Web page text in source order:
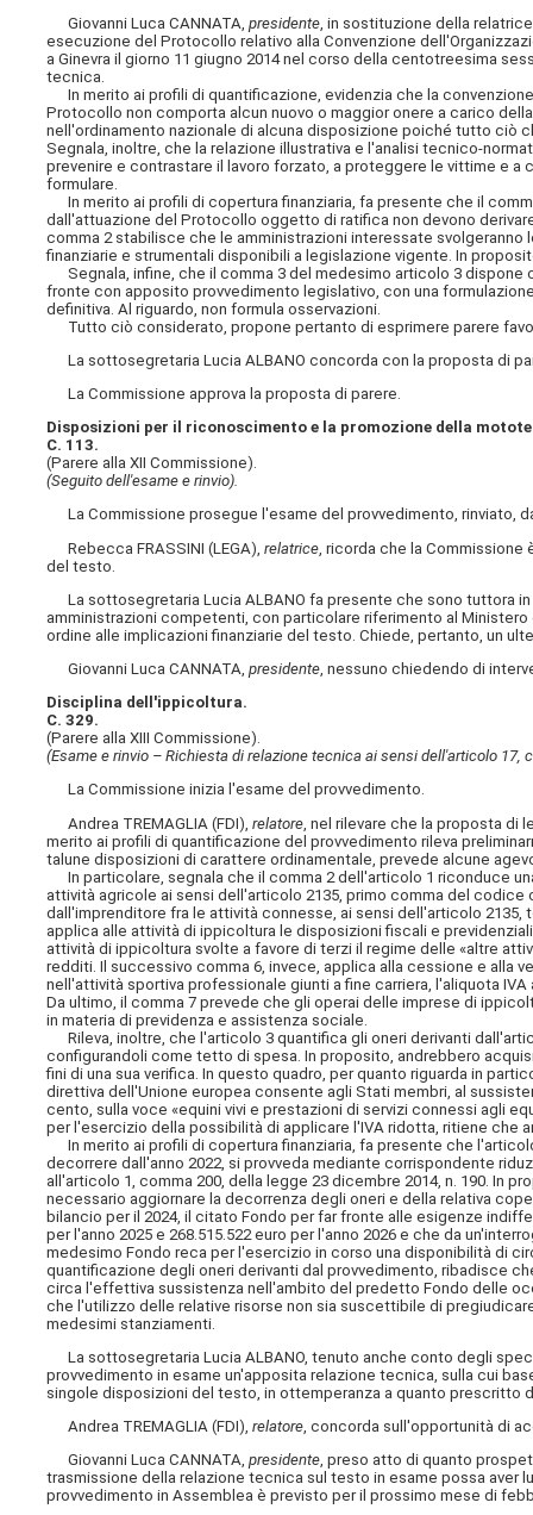
Giovanni Luca CANNATA,presidente , in sostituzione della
esecuzione del Protocollo relativo alla Convenzione
a Ginevra il giorno 11 giugno 2014 nel corso della centotreesima
tecnica.
In merito ai profili di quantificazione, evidenzia che la
Protocollo non comporta alcun nuovo o maggior onere a carico
nell'ordinamento nazionale di alcuna disposizione poiché tutto ciò
Segnala, inoltre, che la relazione illustrativa e l'analisi tecnico-
prevenire e contrastare il lavoro forzato, a proteggere le vittime e
formulare.
In merito ai profili di copertura finanziaria, fa presente che il
dall'attuazione del Protocollo oggetto di ratifica non devono
comma 2 stabilisce che le amministrazioni interessate
finanziarie e strumentali disponibili a legislazione vigente. In
Segnala, infine, che il comma 3 del medesimo articolo 3
fronte con apposito provvedimento legislativo, con una
definitiva. Al riguardo, non formula osservazioni.
Tutto ciò considerato, propone pertanto di esprimere parere
La sottosegretaria Lucia ALBANO concorda con la proposta di
La Commissione approva la proposta di parere.
Disposizioni per il riconoscimento e la promozione della
C. 113.
(Parere alla XII Commissione).
(Seguito dell'esame e rinvio).
La Commissione prosegue l'esame del provvedimento, rinviato,
Rebecca FRASSINI (LEGA),relatrice , ricorda che la
del testo.
La sottosegretaria Lucia ALBANO fa presente che sono tuttora
amministrazioni competenti, con particolare riferimento al
ordine alle implicazioni finanziarie del testo. Chiede, pertanto, un
Giovanni Luca CANNATA,presidente , nessuno chiedendo di
Disciplina dell'ippicoltura.
C. 329.
(Parere alla XIII Commissione).
(Esame e rinvio – Richiesta di relazione tecnica ai sensi dell'articolo 17,
La Commissione inizia l'esame del provvedimento.
Andrea TREMAGLIA (FDI),relatore , nel rilevare che la proposta di
merito ai profili di quantificazione del provvedimento rileva
talune disposizioni di carattere ordinamentale, prevede alcune
In particolare, segnala che il comma 2 dell'articolo 1 riconduce
attività agricole ai sensi dell'articolo 2135, primo comma del
dall'imprenditore fra le attività connesse, ai sensi dell'articolo
applica alle attività di ippicoltura le disposizioni fiscali e
attività di ippicoltura svolte a favore di terzi il regime delle «altre
redditi. Il successivo comma 6, invece, applica alla cessione e alla
nell'attività sportiva professionale giunti a fine carriera, l'aliquota
Da ultimo, il comma 7 prevede che gli operai delle imprese di
in materia di previdenza e assistenza sociale.
Rileva, inoltre, che l'articolo 3 quantifica gli oneri derivanti
configurandoli come tetto di spesa. In proposito, andrebbero
fini di una sua verifica. In questo quadro, per quanto riguarda in
direttiva dell'Unione europea consente agli Stati membri, al
cento, sulla voce «equini vivi e prestazioni di servizi connessi agli
per l'esercizio della possibilità di applicare l'IVA ridotta, ritiene che
In merito ai profili di copertura finanziaria, fa presente che
decorrere dall'anno 2022, si provveda mediante corrispondente
all'articolo 1, comma 200, della legge 23 dicembre 2014, n. 190. In
necessario aggiornare la decorrenza degli oneri e della relativa
bilancio per il 2024, il citato Fondo per far fronte alle esigenze
per l'anno 2025 e 268.515.522 euro per l'anno 2026 e che da
medesimo Fondo reca per l'esercizio in corso una disponibilità di
quantificazione degli oneri derivanti dal provvedimento, ribadisce
circa l'effettiva sussistenza nell'ambito del predetto Fondo delle
che l'utilizzo delle relative risorse non sia suscettibile di
medesimi stanziamenti.
La sottosegretaria Lucia ALBANO, tenuto anche conto degli
provvedimento in esame un'apposita relazione tecnica, sulla cui
singole disposizioni del testo, in ottemperanza a quanto prescritto
Andrea TREMAGLIA (FDI),relatore , concorda sull'opportunità di
Giovanni Luca CANNATA,presidente, preso atto di quanto
trasmissione della relazione tecnica sul testo in esame possa aver
provvedimento in Assemblea è previsto per il prossimo mese di